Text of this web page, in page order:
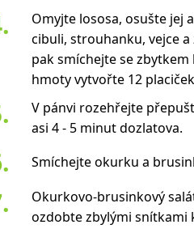
Omyjte lososa, osušte jej
cibuli, strouhanku, vejce
pak smíchejte se
hmoty vytvořte 12
V pánvi rozehřejte
asi 4 - 5 minut dozlatova.
Smíchejte okurku a
Okurkovo-brusinkový
ozdobte zbylými snítkami